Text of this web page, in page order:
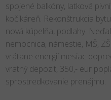
spojené balkóny, latková
kočikáreň. Rekonštrukcia
nová kúpelňa, podlahy.
nemocnica, námestie, MŠ,
vrátane energií mesiac
vratný depozit, 350,- eur
sprostredkovanie prenájmu.